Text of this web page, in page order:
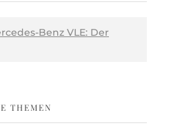
Benz VLE: Der
THEMEN